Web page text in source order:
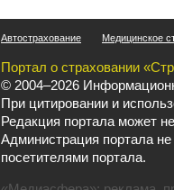
Автострахование Медицинское
Портал о страховании
© 2004–2026
При цитировании и
Редакция портала может
Администрация портала
посетителями портала.